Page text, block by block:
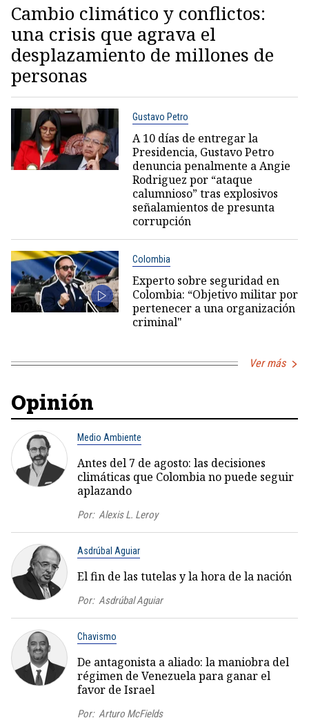
Cambio climático y conflictos:
una crisis que agrava el
desplazamiento de millones de
personas
Gustavo Petro
A 10 días de entregar la
Presidencia, Gustavo Petro
denuncia penalmente a Angie
Rodriguez por “ataque
calumnioso” tras explosivos
señalamientos de presunta
corrupción
Colombia
Experto sobre seguridad en
Colombia: “Objetivo militar por
pertenecer a una organización
criminal"
Ver más
Opinión
Medio Ambiente
Antes del 7 de agosto: las decisiones
climáticas que Colombia no puede seguir
aplazando
Por: Alexis L. Leroy
Asdrúbal Aguiar
El fin de las tutelas y la hora de la nación
Por: Asdrúbal Aguiar
Chavismo
De antagonista a aliado: la maniobra del
régimen de Venezuela para ganar el
favor de Israel
Por: Arturo McFields